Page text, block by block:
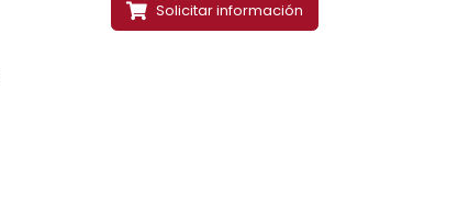
Solicitar información